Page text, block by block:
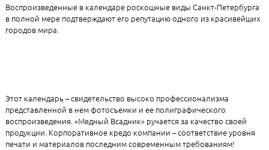
Воспроизведенные в календаре роскошные виды Санкт-Петербурга
в полной мере подтверждают его репутацию одного из красивейших
городов мира.
Этот календарь – свидетельство высоко профессионализма
представленной в нем фотосъемки и ее полиграфического
воспроизведения. «Медный Всадник» ручается за качество своей
продукции. Корпоративное кредо компании – соответствие уровня
печати и материалов последним современным требованиям!